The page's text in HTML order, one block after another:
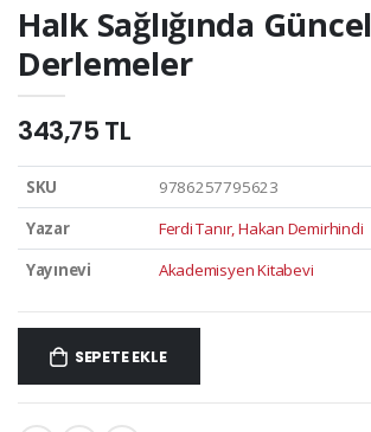
Halk Sağlığında Güncel
Derlemeler
343,75 TL
SKU
9786257795623
Yazar
Ferdi Tanır, Hakan Demirhindi
Yayınevi
Akademisyen Kitabevi
SEPETE EKLE